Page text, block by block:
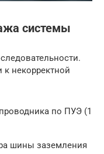
системы
некорректной
по ПУЭ (1
шины заземления